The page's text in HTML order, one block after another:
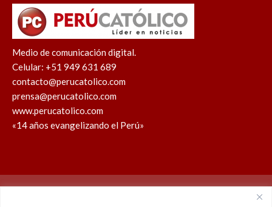
Medio de comunicación digital.
Celular: +51 949 631 689
contacto@perucatolico.com
prensa@perucatolico.com
www.perucatolico.com
«14 años evangelizando el Perú»